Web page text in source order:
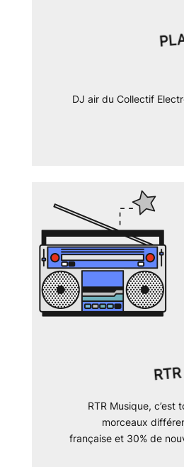
DJ air du Collectif
RTR Musique, c’est
morceaux
française et 30% de